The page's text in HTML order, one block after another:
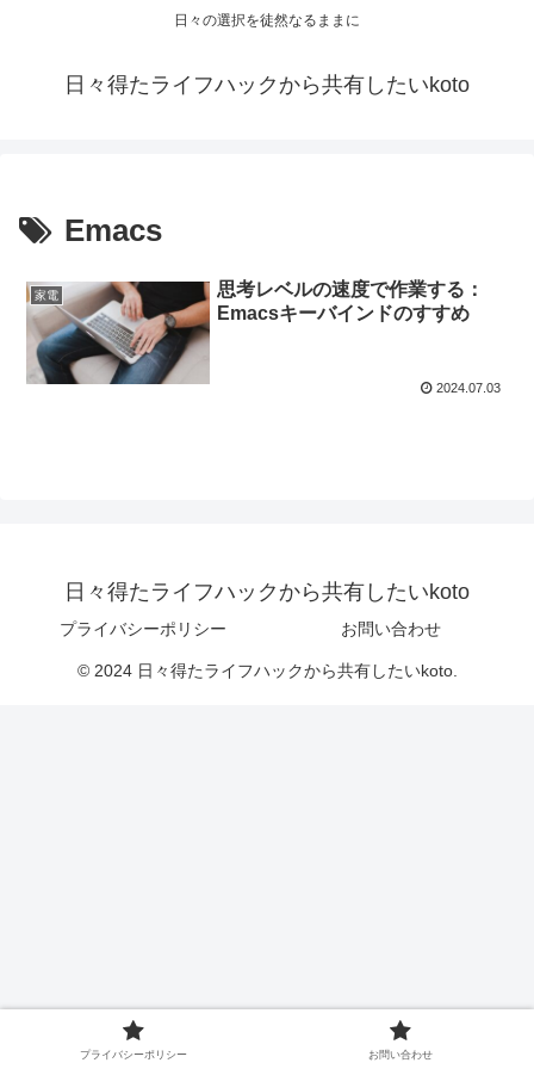
日々の選択を徒然なるままに
日々得たライフハックから共有したいkoto
Emacs
家電
思考レベルの速度で作業する：
Emacsキーバインドのすすめ
2024.07.03
日々得たライフハックから共有したいkoto
プライバシーポリシー お問い合わせ
© 2024 日々得たライフハックから共有したいkoto.
プライバシーポリシー お問い合わせ